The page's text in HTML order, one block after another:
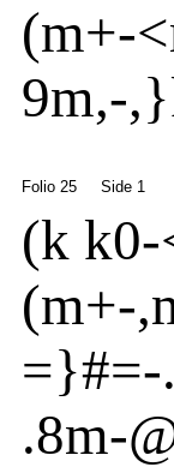
(m+-<
9m,-,}
Folio 25 Side 1
(k k0-
(m+-
=}#=-.
.8m-